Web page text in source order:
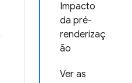
Impacto
da pré-
renderizaç
ão
Ver as